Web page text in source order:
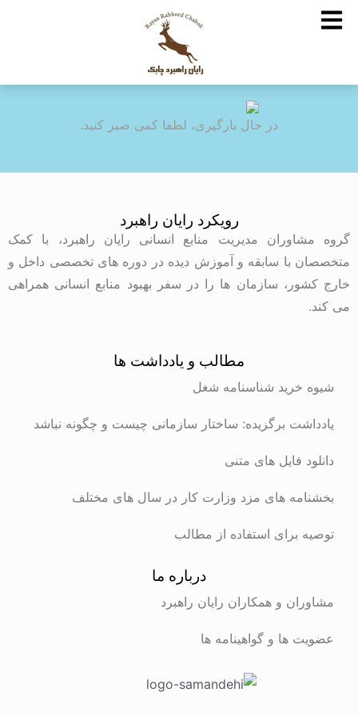
در حال بارگیری، لطفا کمی صبر کنید.
رویکرد رایان راهبرد
گروه مشاوران مدیریت منابع انسانی رایان راهبرد، با کمک
متخصصان با سابقه و آموزش دیده در دوره های تخصصی داخل و
خارج کشور، سازمان ها را در سفر بهبود منابع انسانی همراهی
می کند.
مطالب و یادداشت ها
شیوه خرید شناسنامه شغل
یادداشت برگزیده: ساختار سازمانی چیست و چگونه نباشد
دانلود فایل های متنی
بخشنامه های مزد وزارت کار در سال های مختلف
توصیه برای استفاده از مطالب
درباره ما
مشاوران و همکاران رایان راهبرد
عضویت ها و گواهینامه ها